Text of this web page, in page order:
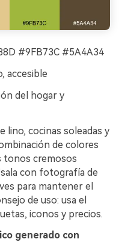
#9FB73C #5A4A34
accesible
del hogar y
lino, cocinas soleadas y
de colores
tonos cremosos
con fotografía de
para mantener el
de uso: usa el
iconos y precios.
generado con